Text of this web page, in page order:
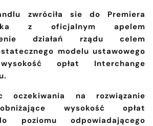
zwróciła sie do Premiera
z oficjalnym apelem
działań rządu celem
modelu ustawowego
opłat Interchange
oczekiwania na rozwiązanie
wysokość opłat
poziomu odpowiadającego